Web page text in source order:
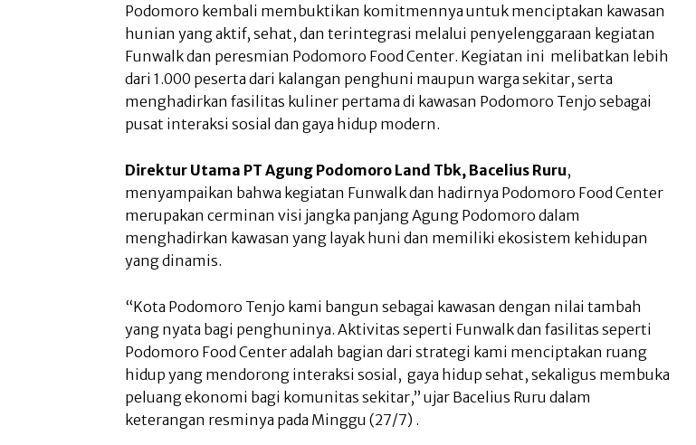
Podomoro kembali membuktikan komitmennya untuk menciptakan kawasan
hunian yang aktif, sehat, dan terintegrasi melalui penyelenggaraan kegiatan
Funwalk dan peresmian Podomoro Food Center. Kegiatan ini melibatkan lebih
dari 1.000 peserta dari kalangan penghuni maupun warga sekitar, serta
menghadirkan fasilitas kuliner pertama di kawasan Podomoro Tenjo sebagai
pusat interaksi sosial dan gaya hidup modern.
Direktur Utama PT Agung Podomoro Land Tbk, Bacelius Ruru,
menyampaikan bahwa kegiatan Funwalk dan hadirnya Podomoro Food Center
merupakan cerminan visi jangka panjang Agung Podomoro dalam
menghadirkan kawasan yang layak huni dan memiliki ekosistem kehidupan
yang dinamis.
“Kota Podomoro Tenjo kami bangun sebagai kawasan dengan nilai tambah
yang nyata bagi penghuninya. Aktivitas seperti Funwalk dan fasilitas seperti
Podomoro Food Center adalah bagian dari strategi kami menciptakan ruang
hidup yang mendorong interaksi sosial, gaya hidup sehat, sekaligus membuka
peluang ekonomi bagi komunitas sekitar,” ujar Bacelius Ruru dalam
keterangan resminya pada Minggu (27/7) .